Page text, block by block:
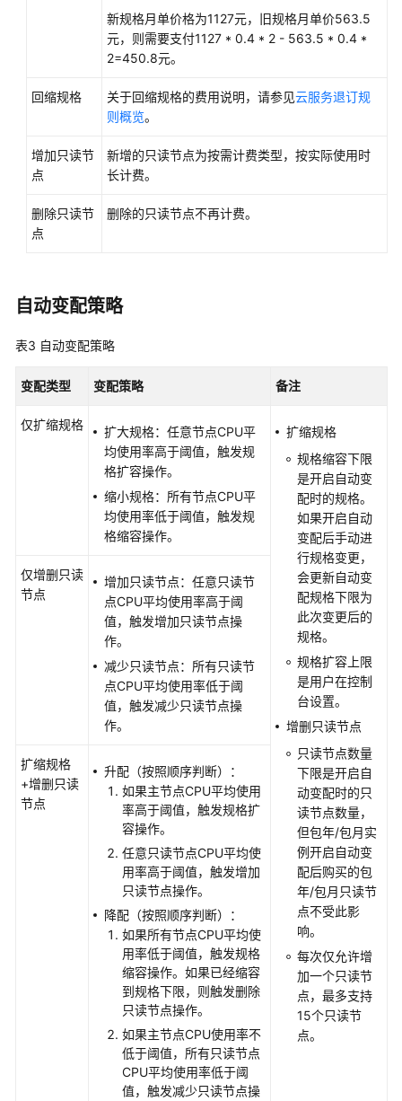
实
览
命
期
理
变
动
TaurusDB
实
CPU
TaurusDB
新规格月单价格为1127元，旧规格月单价563.5
元，则需要支付1127 * 0.4 * 2 - 563.5 * 0.4 *
2=450.8元。
回缩规格 关于回缩规格的费用说明，请参见云服务退订规
则概览。
增加只读节
点
新增的只读节点为按需计费类型，按实际使用时
长计费。
删除只读节
点
删除的只读节点不再计费。
自动变配策略
表3 自动变配策略
变配类型 变配策略 备注
仅扩缩规格
扩大规格：任意节点CPU平
均使用率高于阈值，触发规
格扩容操作。
缩小规格：所有节点CPU平
均使用率低于阈值，触发规
格缩容操作。
扩缩规格
规格缩容下限
是开启自动变
配时的规格。
如果开启自动
变配后手动进
行规格变更，
会更新自动变
配规格下限为
此次变更后的
规格。
规格扩容上限
是用户在控制
台设置。
增删只读节点
只读节点数量
下限是开启自
动变配时的只
读节点数量，
但包年/包月实
例开启自动变
配后购买的包
年/包月只读节
点不受此影
响。
每次仅允许增
加一个只读节
点，最多支持
15个只读节
点。
仅增删只读
节点
增加只读节点：任意只读节
点CPU平均使用率高于阈
值，触发增加只读节点操
作。
减少只读节点：所有只读节
点CPU平均使用率低于阈
值，触发减少只读节点操
作。
扩缩规格
+增删只读
节点
升配（按照顺序判断）：
如果主节点CPU平均使用
率高于阈值，触发规格扩
容操作。
任意只读节点CPU平均使
用率高于阈值，触发增加
只读节点操作。
降配（按照顺序判断）：
如果所有节点CPU平均使
用率低于阈值，触发规格
缩容操作。如果已经缩容
到规格下限，则触发删除
只读节点操作。
如果主节点CPU使用率不
低于阈值，所有只读节点
CPU平均使用率低于阈
值，触发减少只读节点操